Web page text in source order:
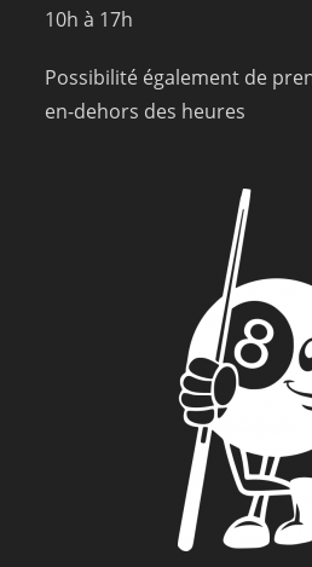
10h à 17h
Possibilité également de
en-dehors des heures